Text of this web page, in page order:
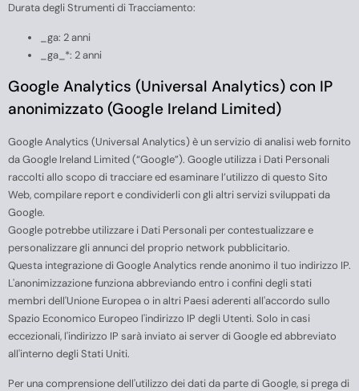
Durata degli Strumenti di Tracciamento:
_ga: 2 anni
_ga_*: 2 anni
Google Analytics (Universal Analytics) con IP
anonimizzato (Google Ireland Limited)
Google Analytics (Universal Analytics) è un servizio di analisi web fornito
da Google Ireland Limited (“Google”). Google utilizza i Dati Personali
raccolti allo scopo di tracciare ed esaminare l’utilizzo di questo Sito
Web, compilare report e condividerli con gli altri servizi sviluppati da
Google.
Google potrebbe utilizzare i Dati Personali per contestualizzare e
personalizzare gli annunci del proprio network pubblicitario.
Questa integrazione di Google Analytics rende anonimo il tuo indirizzo IP.
L'anonimizzazione funziona abbreviando entro i confini degli stati
membri dell'Unione Europea o in altri Paesi aderenti all'accordo sullo
Spazio Economico Europeo l'indirizzo IP degli Utenti. Solo in casi
eccezionali, l'indirizzo IP sarà inviato ai server di Google ed abbreviato
all'interno degli Stati Uniti.
Per una comprensione dell'utilizzo dei dati da parte di Google, si prega di